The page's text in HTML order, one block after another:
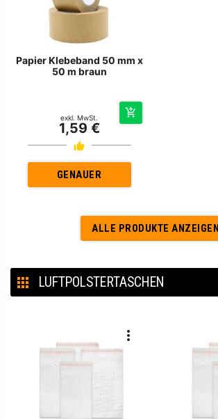
Papier Klebeband 50 mm x
50 m braun
exkl. MwSt.
1,59 €
GENAUER
ALLE PRODUKTE ANZEIGEN
LUFTPOLSTERTASCHEN